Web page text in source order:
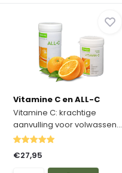
Vitamine C en ALL-C
Vitamine C: krachtige
aanvulling voor volwassen...
€27,95